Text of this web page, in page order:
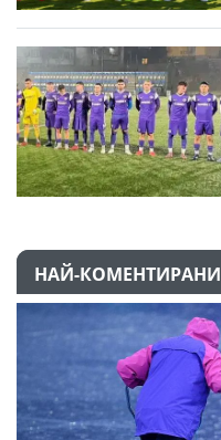
НАЙ-КОМЕНТИРАНИ